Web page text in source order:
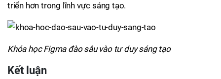
triển hơn trong lĩnh vực sáng tạo.
Khóa học Figma đào sâu vào tư duy sáng tạo
Kết luận